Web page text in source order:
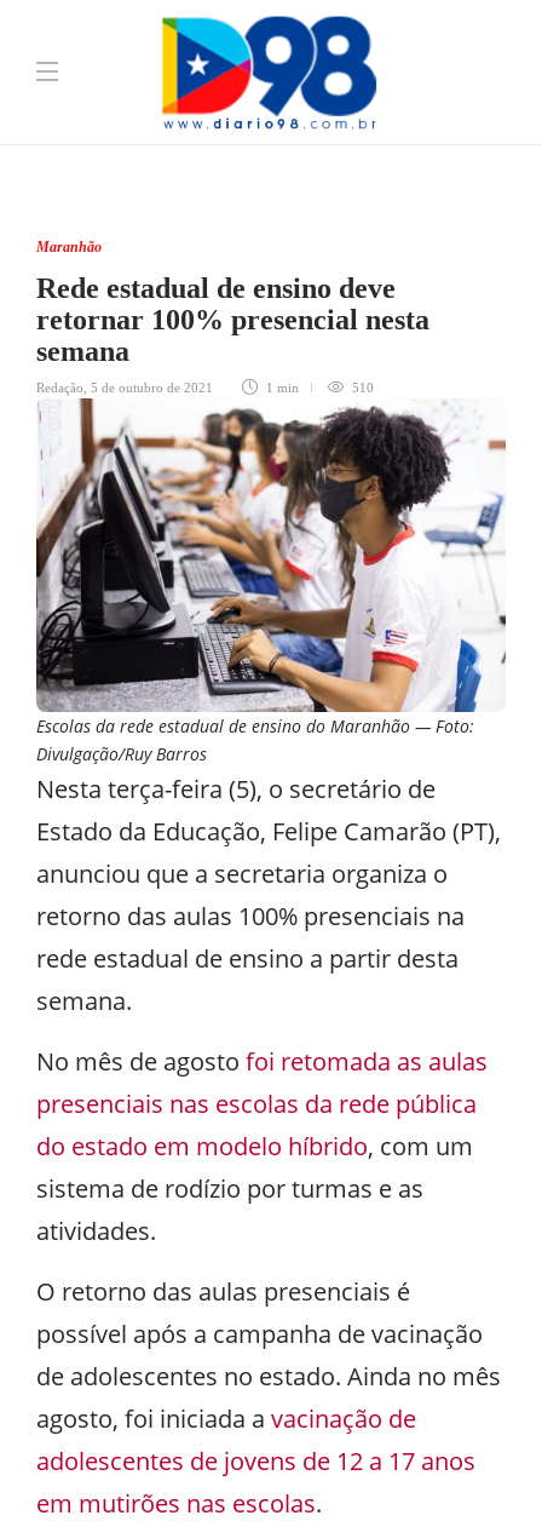
Maranhão
Rede estadual de ensino deve
retornar 100% presencial nesta
semana
Redação 5 de outubro de 2021 1 min 510
Escolas da rede estadual de ensino do Maranhão — Foto:
Divulgação/Ruy Barros
Nesta terça-feira (5), o secretário de
Estado da Educação, Felipe Camarão (PT),
anunciou que a secretaria organiza o
retorno das aulas 100% presenciais na
rede estadual de ensino a partir desta
semana.
No mês de agosto foi retomada as aulas
presenciais nas escolas da rede pública
do estado em modelo híbrido, com um
sistema de rodízio por turmas e as
atividades.
O retorno das aulas presenciais é
possível após a campanha de vacinação
de adolescentes no estado. Ainda no mês
agosto, foi iniciada a vacinação de
adolescentes de jovens de 12 a 17 anos
em mutirões nas escolas.